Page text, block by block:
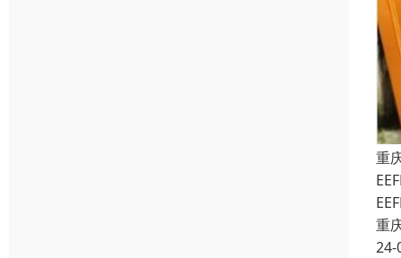
重
重
24-